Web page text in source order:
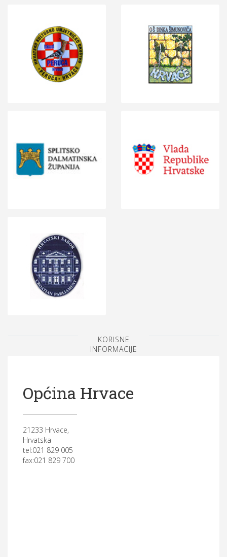
KORISNE
INFORMACIJE
Općina Hrvace
21233 Hrvace,
Hrvatska
tel:021 829 005
fax:021 829 700